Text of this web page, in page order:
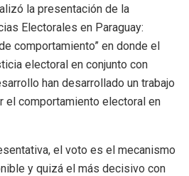
la presentación de la
Electorales en Paraguay:
comportamiento” en donde el
electoral en conjunto con
han desarrollado un trabajo
el comportamiento electoral en
el voto es el mecanismo
y quizá el más decisivo con